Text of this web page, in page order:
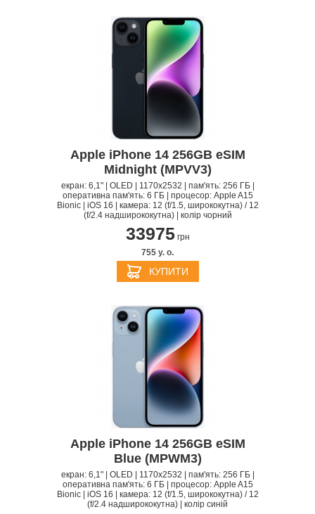
Apple iPhone 14 256GB eSIM
Midnight (MPVV3)
екран: 6,1" | OLED | 1170x2532 | пам'ять: 256 ГБ |
оперативна пам'ять: 6 ГБ | процесор: Apple A15
Bionic | iOS 16 | камера: 12 (f/1.5, ширококутна) / 12
(f/2.4 надширококутна) | колір чорний
33975грн
755 y. о.
КУПИТИ
Apple iPhone 14 256GB eSIM
Blue (MPWM3)
екран: 6,1" | OLED | 1170x2532 | пам'ять: 256 ГБ |
оперативна пам'ять: 6 ГБ | процесор: Apple A15
Bionic | iOS 16 | камера: 12 (f/1.5, ширококутна) / 12
(f/2.4 надширококутна) | колір синій